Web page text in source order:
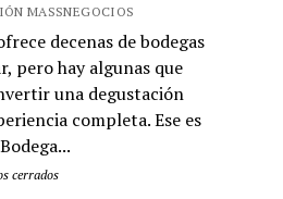
MASSNEGOCIOS
decenas de bodegas
pero hay algunas que
una degustación
completa. Ese es
cerrados